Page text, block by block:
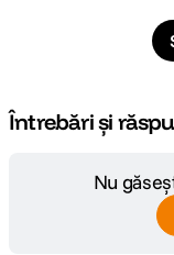
Întrebări și
Nu